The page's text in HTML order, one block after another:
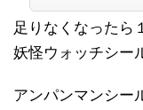
足りなくなったら
妖怪ウォッチシー
アンパンマンシー